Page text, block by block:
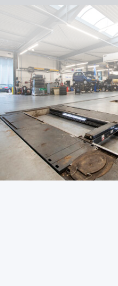
Onze vloeren
Toepassing
Advies
Over ons
Projecten